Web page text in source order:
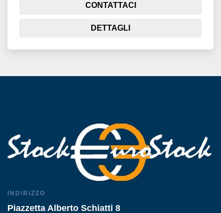
CONTATTACI
DETTAGLI
INDIRIZZO
Piazzetta Alberto Schiatti 8